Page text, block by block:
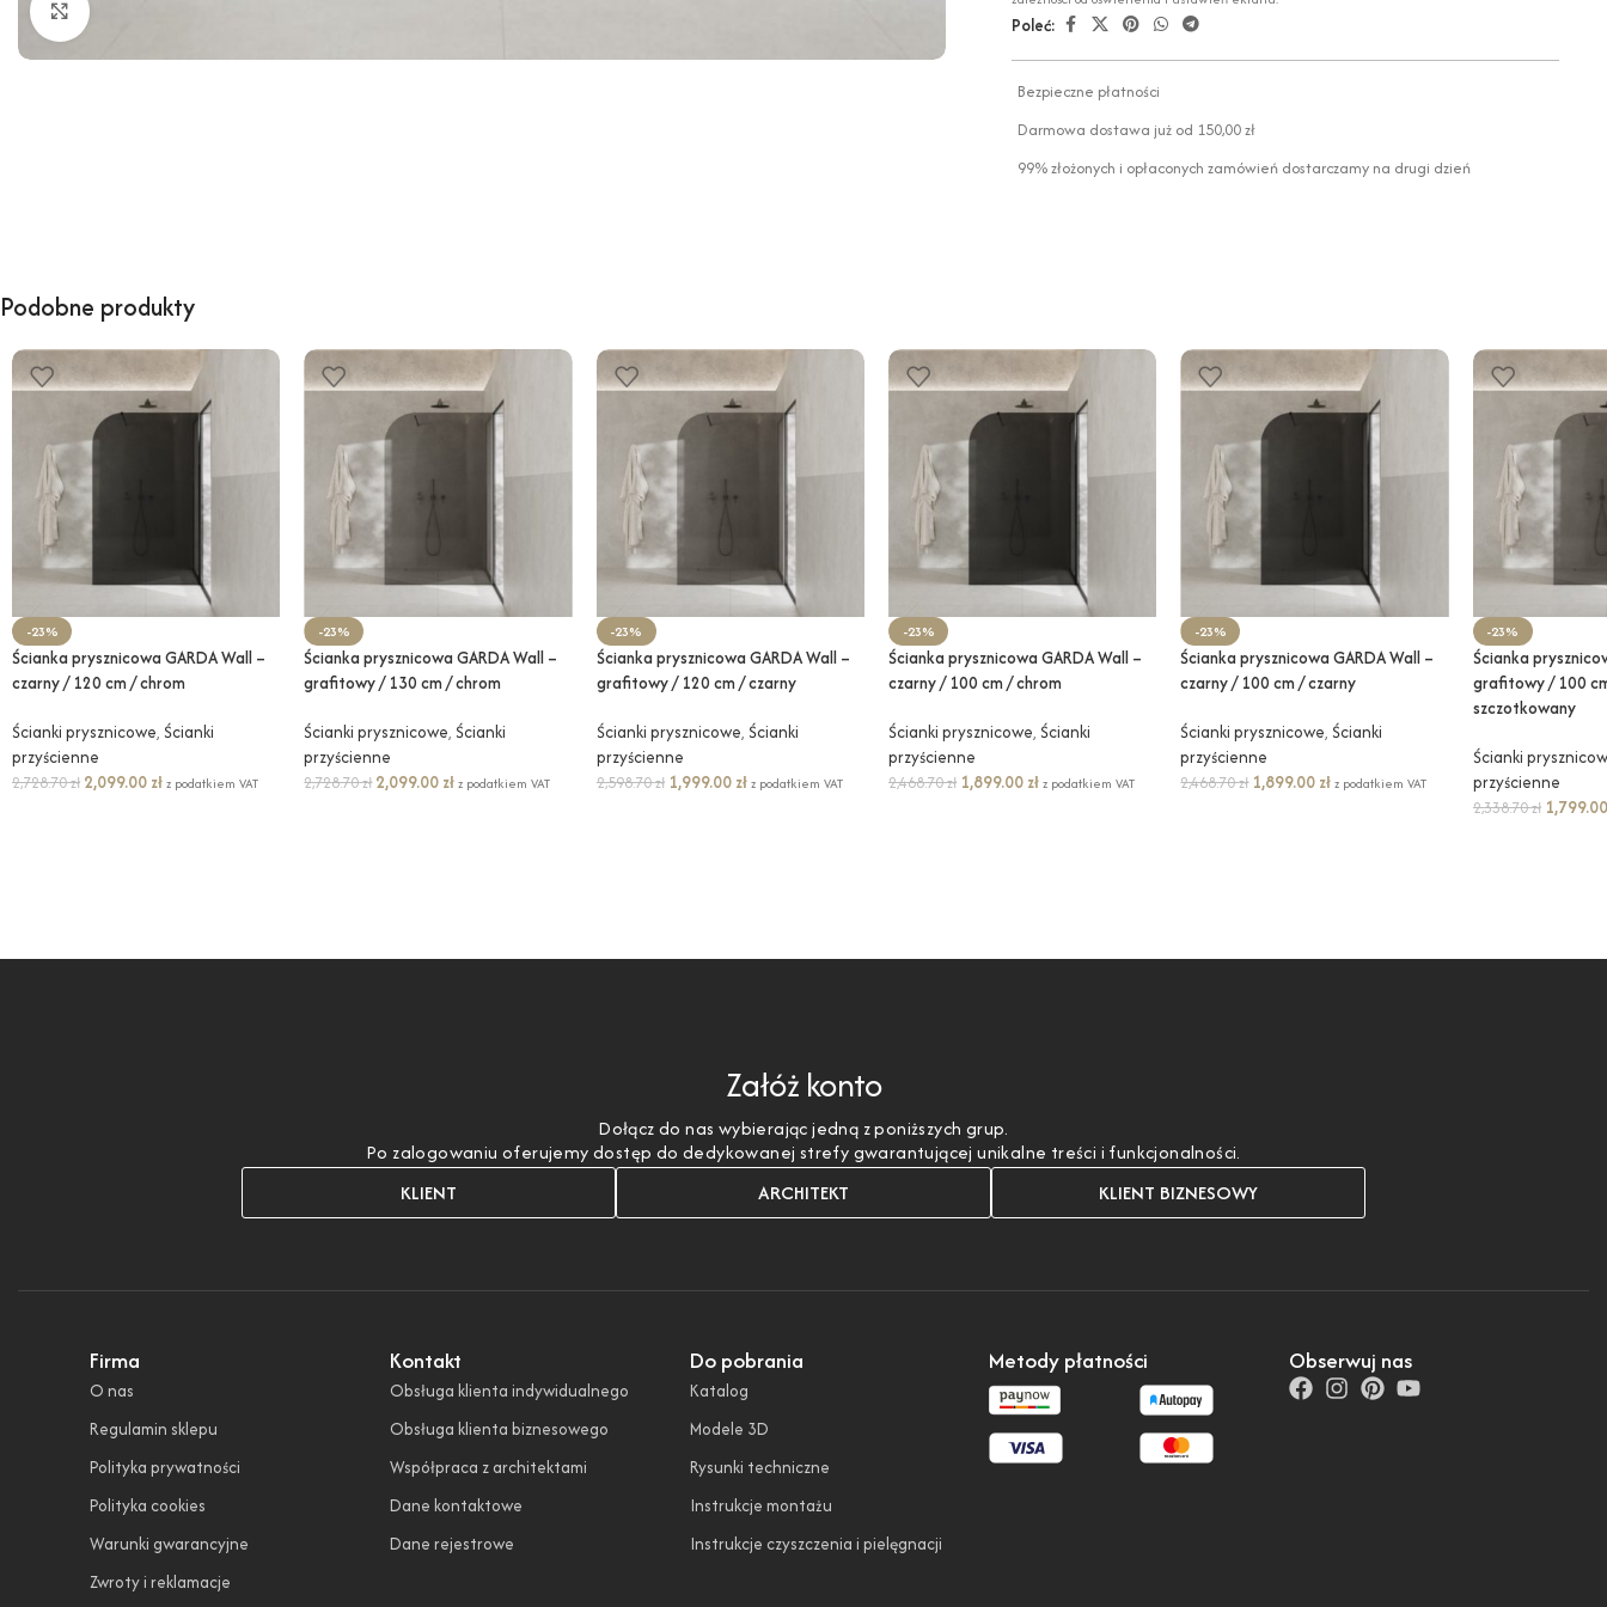
Poleć:
Bezpieczne płatności
Darmowa dostawa już od 150,00 zł
99% złożonych i opłaconych zamówień dostarczamy na drugi dzień
Podobne produkty
-23%
Ścianka prysznicowa GARDA Wall –
czarny / 120 cm / chrom
Ścianki prysznicowe, Ścianki
przyścienne
2,728.70zł 2,099.00 złz podatkiem VAT
-23%
Ścianka prysznicowa GARDA Wall –
grafitowy / 130 cm / chrom
Ścianki prysznicowe, Ścianki
przyścienne
2,728.70zł2,099.00 zł z podatkiem VAT
-23%
Ścianka prysznicowa GARDA Wall –
grafitowy / 120 cm / czarny
Ścianki prysznicowe, Ścianki
przyścienne
2,598.70zł 1,999.00 zł z podatkiem VAT
-23%
Ścianka prysznicowa GARDA Wall –
czarny / 100 cm / chrom
Ścianki prysznicowe, Ścianki
przyścienne
2,468.70zł 1,899.00 złz podatkiem VAT
-23%
Ścianka prysznicowa GARDA Wall –
czarny / 100 cm / czarny
Ścianki prysznicowe, Ścianki
przyścienne
2,468.70zł 1,899.00 zł z podatkiem VAT
-23%
Ścianka
grafitowy / 100
szczotkowany
Ścianki
przyścienne
2,338.70zł
Załóż konto
Dołącz do nas wybierając jedną z poniższych grup.
Po zalogowaniu oferujemy dostęp do dedykowanej strefy gwarantującej unikalne treści i funkcjonalności.
KLIENT ARCHITEKT KLIENT BIZNESOWY
Firma
O nas
Regulamin sklepu
Polityka prywatności
Polityka cookies
Warunki gwarancyjne
Zwroty i reklamacje
Kontakt
Obsługa klienta indywidualnego
Obsługa klienta biznesowego
Współpraca z architektami
Dane kontaktowe
Dane rejestrowe
Do pobrania
Katalog
Modele 3D
Rysunki techniczne
Instrukcje montażu
Instrukcje czyszczenia i pielęgnacji
Metody płatności Obserwuj nas